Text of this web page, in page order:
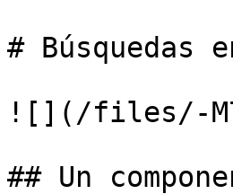
# Búsquedas
![](/files/-
## Un